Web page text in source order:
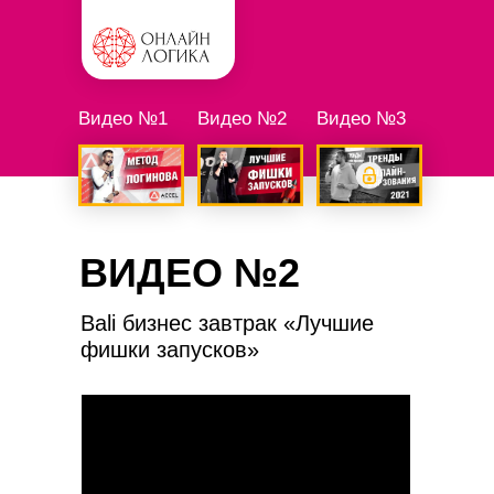
ВИДЕО №2
Bali бизнес завтрак «Лучшие
фишки запусков»
Видео №1 Видео №2 Видео №3